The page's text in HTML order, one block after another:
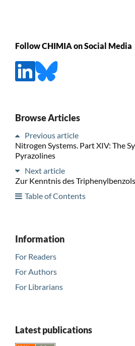
Follow CHIMIA on Social Media
Browse Articles
Previous article
Nitrogen Systems. Part XIV: The
Pyrazolines
Next article
Zur Kenntnis des
Table of Contents
Information
For Readers
For Authors
For Librarians
Latest publications